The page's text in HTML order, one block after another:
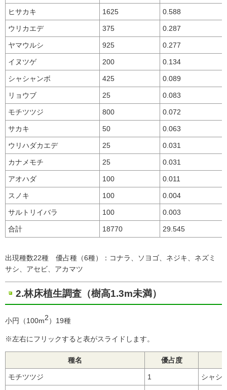
ヒサカキ 1625 0.588
ウリカエデ 375 0.287
ヤマウルシ 925 0.277
イヌツゲ 200 0.134
シャシャンボ 425 0.089
リョウブ 25 0.083
モチツツジ 800 0.072
サカキ 50 0.063
ウリハダカエデ 25 0.031
カナメモチ 25 0.031
アオハダ 100 0.011
スノキ 100 0.004
サルトリイバラ 100 0.003
合計 18770 29.545
出現種数22種 優占種（6種）：コナラ、ソヨゴ、ネジキ、ネズミ
サシ、アセビ、アカマツ
2.林床植生調査（樹高1.3m未満）
小円（100m2）19種
※左右にフリックすると表がスライドします。
種名 優占度
モチツツジ 1 シャシ